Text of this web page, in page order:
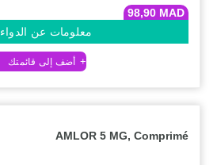
98,90 MAD
معلومات عن الدواء
AMLOR 5 MG, Comprimé